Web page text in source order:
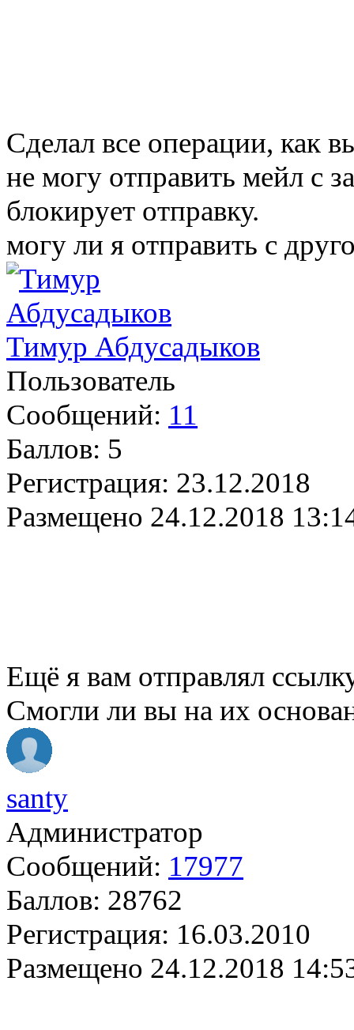
Сделал все операции, как
не могу отправить мейл с
блокирует отправку.
могу ли я отправить с
Тимур Абдусадыков
Пользователь
Сообщений: 11
Баллов: 5
Регистрация: 23.12.2018
Размещено 24.12.2018
Ещё я вам отправлял
Смогли ли вы на их
santy
Администратор
Сообщений: 17977
Баллов: 28762
Регистрация: 16.03.2010
Размещено 24.12.2018